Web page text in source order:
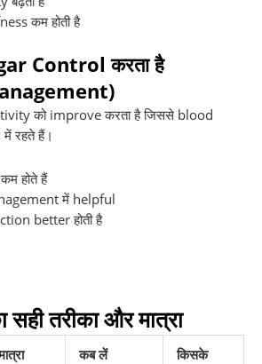
कम होती है
Control करता है
को improve करता है जिससे blood
रहते हैं।
होते हैं
में helpful
better होती है
तरीका और मात्रा
कब लें
किसके